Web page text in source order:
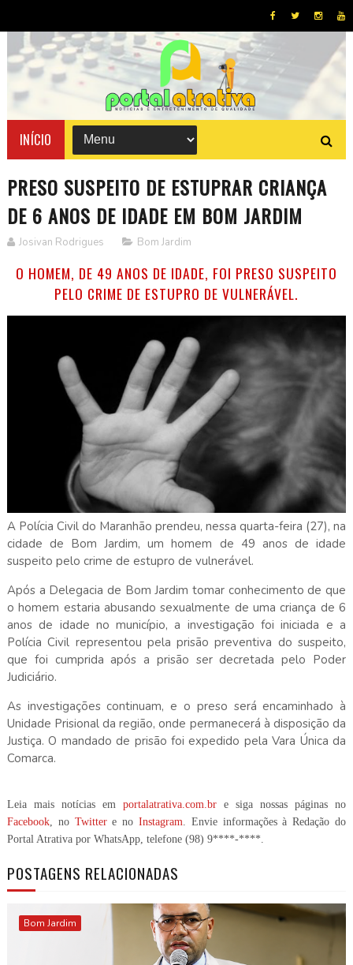
INÍCIO
PRESO SUSPEITO DE ESTUPRAR CRIANÇA
DE 6 ANOS DE IDADE EM BOM JARDIM
Josivan Rodrigues Bom Jardim
O HOMEM, DE 49 ANOS DE IDADE, FOI PRESO SUSPEITO
PELO CRIME DE ESTUPRO DE VULNERÁVEL.
A Polícia Civil do Maranhão prendeu, nessa quarta-feira (27), na
cidade de Bom Jardim, um homem de 49 anos de idade
suspeito pelo crime de estupro de vulnerável.
Após a Delegacia de Bom Jardim tomar conhecimento de que
o homem estaria abusando sexualmente de uma criança de 6
anos de idade no município, a investigação foi iniciada e a
Polícia Civil representou pela prisão preventiva do suspeito,
que foi cumprida após a prisão ser decretada pelo Poder
Judiciário.
As investigações continuam, e o preso será encaminhado à
Unidade Prisional da região, onde permanecerá à disposição da
Justiça. O mandado de prisão foi expedido pela Vara Única da
Comarca.
Leia mais notícias em portalatrativa.com.br e siga nossas páginas no
Facebook, no Twittere noInstagram . Envie informações à Redação do
Portal Atrativa por WhatsApp, telefone (98) 9****-****
POSTAGENS RELACIONADAS
Bom Jardim